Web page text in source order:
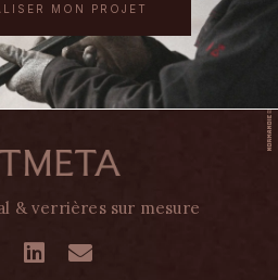
MON PROJET
& verrières sur mesure